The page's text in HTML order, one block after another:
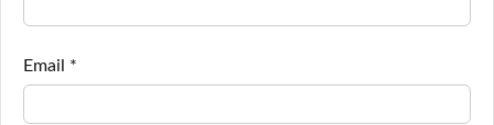
Email *